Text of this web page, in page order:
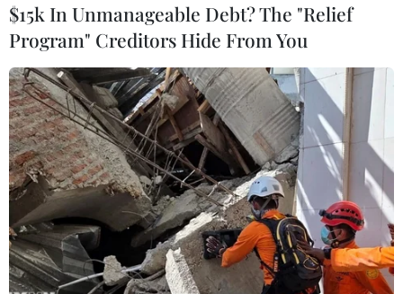
Ảnh minh họa. (Nguồn: AFP/TTXVN)
Đài phát thanh Ba Lan mới đây dẫn lời Bộ
trưởng Ngoại giao nước này Witold
Waszczykowski nói rằng Nga có thể từ bỏ việc
xây dựng đường ống dẫn khí đốt Dòng chảy
phương Bắc (Nord Stream) 2.
$15k In Unmanageable Debt? The "Relief
Program" Creditors Hide From You